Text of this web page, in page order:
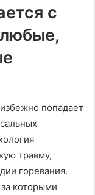
с
попадает
травму,
горевания.
которыми